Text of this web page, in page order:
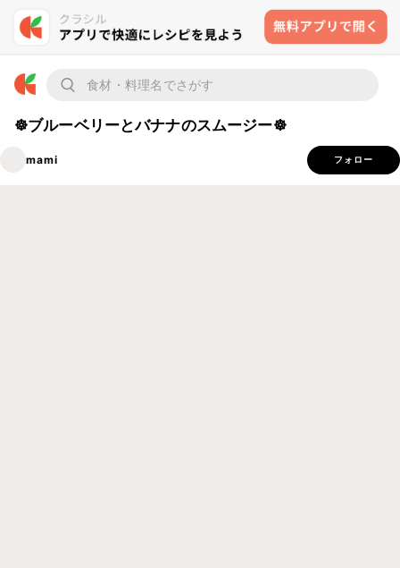
☸ブルーベリーとバナナのスムージー☸
mami フォロー